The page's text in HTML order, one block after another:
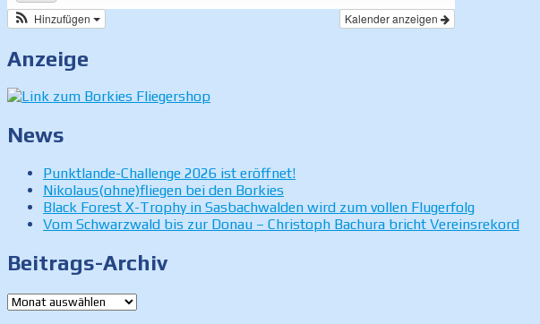
Kalender anzeigen
Hinzufügen
Anzeige
News
Punktlande-Challenge 2026 ist eröffnet!
Nikolaus(ohne)fliegen bei den Borkies
Black Forest X-Trophy in Sasbachwalden wird zum vollen Flugerfolg
Vom Schwarzwald bis zur Donau – Christoph Bachura bricht Vereinsrekord
Beitrags-Archiv
Beitrags-